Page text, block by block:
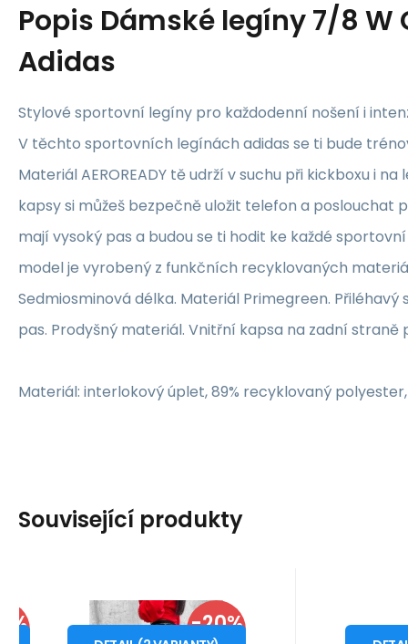
Popis Dámské legíny 7/8 W
Adidas
Stylové sportovní legíny pro každodenní nošení i
V těchto sportovních legínách adidas se ti bude
Materiál AEROREADY tě udrží v suchu při kickboxu i
kapsy si můžeš bezpečně uložit telefon a poslouchat
mají vysoký pas a budou se ti hodit ke každé
model je vyrobený z funkčních recyklovaných
Sedmiosminová délka. Materiál Primegreen. Přiléhavý
pas. Prodyšný materiál. Vnitřní kapsa na zadní straně
Materiál: interlokový úplet, 89% recyklovaný polyester,
Související produkty
-20%
SLEVA
Ola Voga
Dámské legíny
Kód:i10_P65678
Kód dod.:1210004573632
Záruka2 roky
od1 199Kč1 499 Kč
Skladem - expedice ihned
S
M